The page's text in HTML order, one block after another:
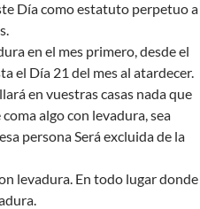
Día como estatuto perpetuo a
en el mes primero, desde el
el Día 21 del mes al atardecer.
en vuestras casas nada que
algo con levadura, sea
persona Será excluida de la
levadura. En todo lugar donde